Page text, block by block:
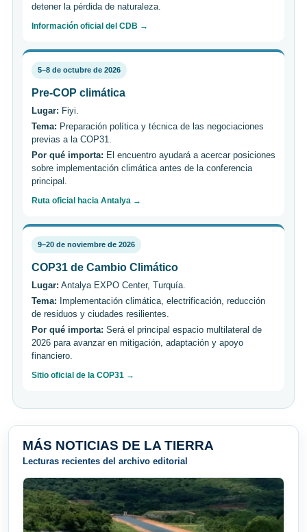
detener la pérdida de naturaleza.
Información oficial del CDB →
5–8 de octubre de 2026
Pre-COP climática
Lugar: Fiyi.
Tema: Preparación política y técnica de las negociaciones
previas a la COP31.
Por qué importa: El encuentro ayudará a acercar posiciones
sobre implementación climática antes de la conferencia
principal.
Ruta oficial hacia Antalya →
9–20 de noviembre de 2026
COP31 de Cambio Climático
Lugar: Antalya EXPO Center, Turquía.
Tema: Implementación climática, electrificación, reducción
de residuos y ciudades resilientes.
Por qué importa: Será el principal espacio multilateral de
2026 para avanzar en mitigación, adaptación y apoyo
financiero.
Sitio oficial de la COP31 →
MÁS NOTICIAS DE LA TIERRA
Lecturas recientes del archivo editorial